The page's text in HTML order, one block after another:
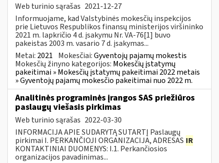
Web turinio sąrašas 2021-12-27
Informuojame, kad Valstybinės mokesčių inspekcijos
prie Lietuvos Respublikos finansų ministerijos viršininko
2021 m. lapkričio 4 d. įsakymu Nr. VA-76[1] buvo
pakeistas 2003 m. vasario 7 d. įsakymas...
Metai: 2021 Mokesčiai:Gyventojų pajamų mokestis
Mokesčių žinyno kategorijos: Mokesčių įstatymų
pakeitimai » Mokesčių įstatymų pakeitimai 2022 metais
» Gyventojų pajamų mokesčio pakeitimai nuo 2022 m.
Analitinės programinės įrangos SAS priežiūros
paslaugų viešasis pirkimas
Web turinio sąrašas 2022-03-30
INFORMACIJA APIE SUDARYTĄ SUTARTĮ Paslaugų
pirkimai I. PERKANČIOJI ORGANIZACIJA, ADRESAS IR
KONTAKTINIAI DUOMENYS: I.1. Perkančiosios
organizacijos pavadinimas...